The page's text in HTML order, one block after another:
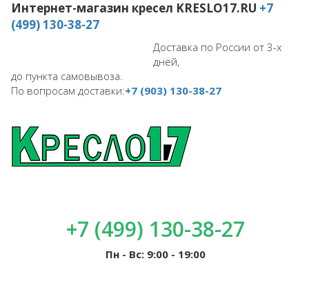
Интернет-магазин кресел KRESLO17.RU +7
(499) 130-38-27
Доставка по России от 3-х
дней,
до пункта самовывоза.
По вопросам доставки:+7 (903) 130-38-27
+7 (499) 130-38-27
Пн - Вс: 9:00 - 19:00